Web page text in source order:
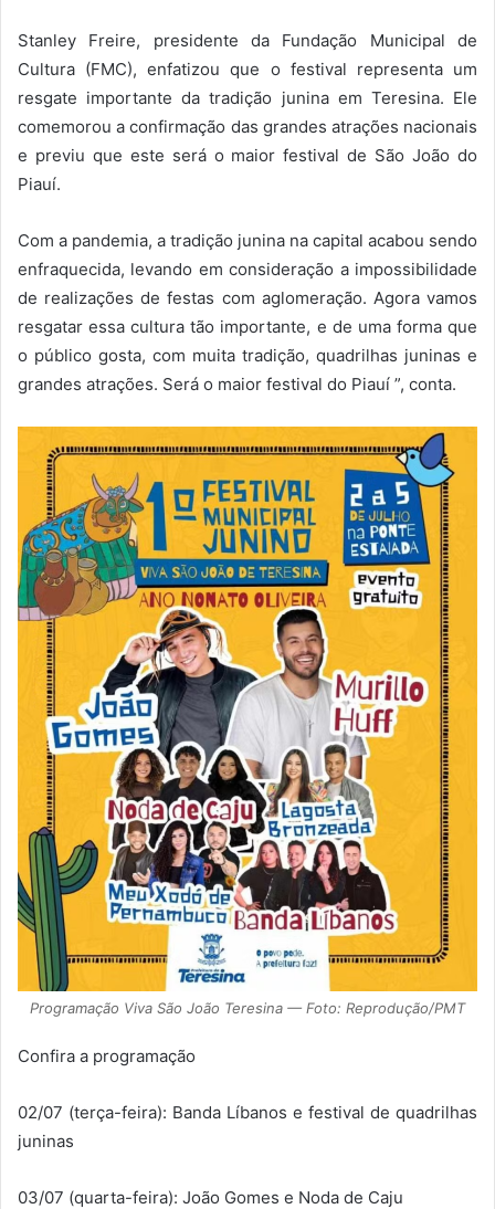
Stanley Freire, presidente da Fundação Municipal de
Cultura (FMC), enfatizou que o festival representa um
resgate importante da tradição junina em Teresina. Ele
comemorou a confirmação das grandes atrações nacionais
e previu que este será o maior festival de São João do
Piauí.
Com a pandemia, a tradição junina na capital acabou sendo
enfraquecida, levando em consideração a impossibilidade
de realizações de festas com aglomeração. Agora vamos
resgatar essa cultura tão importante, e de uma forma que
o público gosta, com muita tradição, quadrilhas juninas e
grandes atrações. Será o maior festival do Piauí ”, conta.
Programação Viva São João Teresina — Foto: Reprodução/PMT
Confira a programação
02/07 (terça-feira): Banda Líbanos e festival de quadrilhas
juninas
03/07 (quarta-feira): João Gomes e Noda de Caju